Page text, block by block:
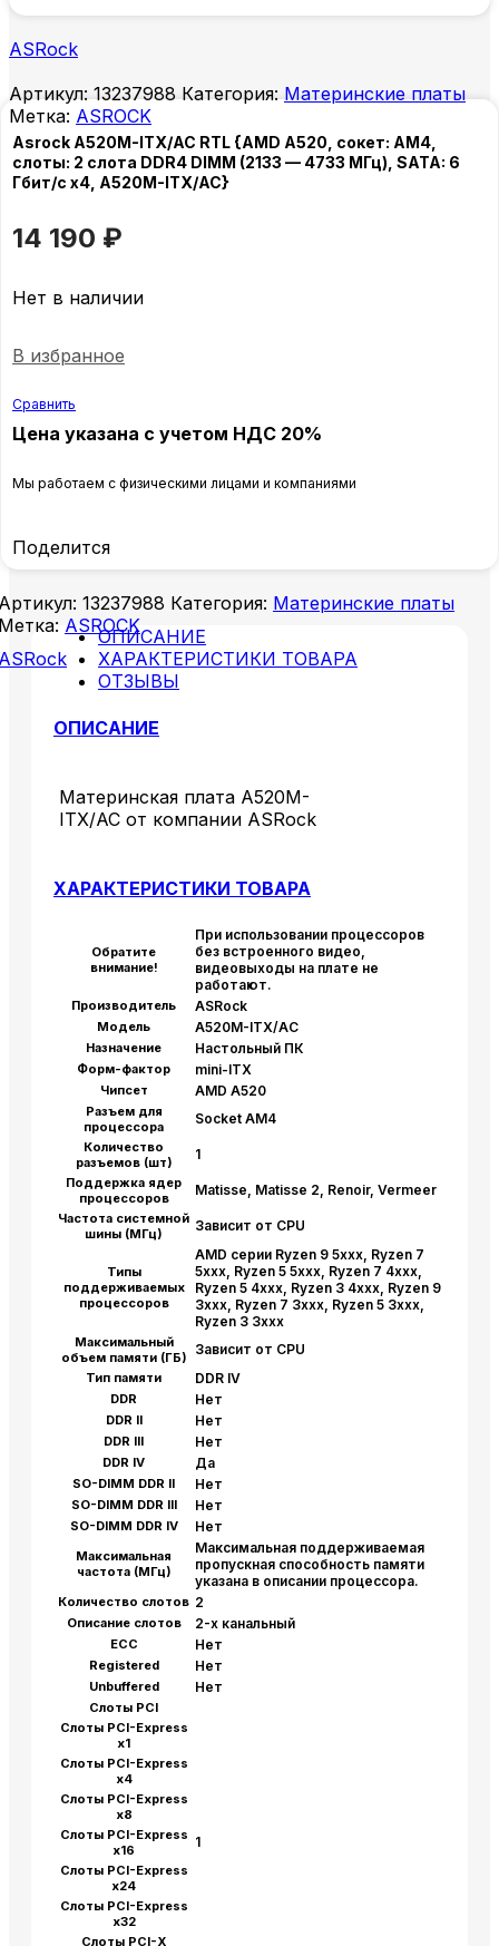
ASRock
Артикул:13237988Категория: Материнские платы
Метка: ASROCK
Asrock A520M-ITX/AC RTL {AMD A520, сокет: AM4,
слоты: 2 слота DDR4 DIMM (2133 — 4733 МГц), SATA: 6
Гбит/с х4, A520M-ITX/AC}
14 190 ₽
Нет в наличии
В избранное
Сравнить
Цена указана с учетом НДС 20%
Мы работаем с физическими лицами и компаниями
Поделится
13237988 Категория: Материнские платы
ASROCK
ОПИСАНИЕ
ХАРАКТЕРИСТИКИ ТОВАРА
ОТЗЫВЫ
ОПИСАНИЕ
Материнская плата A520M-
ITX/AC от компании ASRock
ХАРАКТЕРИСТИКИ ТОВАРА
Обратите
внимание!
При использовании процессоров
без встроенного видео,
видеовыходы на плате не
работают.
Производитель ASRock
Модель A520M-ITX/AC
Назначение Настольный ПК
Форм-фактор mini-ITX
Чипсет AMD A520
Разъем для
процессора
Socket AM4
Количество
разъемов (шт)
1
Поддержка ядер
процессоров
Matisse, Matisse 2, Renoir, Vermeer
Частота системной
шины (МГц)
Зависит от CPU
Типы
поддерживаемых
процессоров
AMD серии Ryzen 9 5xxx, Ryzen 7
5xxx, Ryzen 5 5xxx, Ryzen 7 4xxx,
Ryzen 5 4xxx, Ryzen 3 4xxx, Ryzen 9
3xxx, Ryzen 7 3xxx, Ryzen 5 3xxx,
Ryzen 3 3xxx
Максимальный
объем памяти (ГБ)
Зависит от CPU
Тип памяти DDR IV
DDR Нет
DDR II Нет
DDR III Нет
DDR IV Да
SO-DIMM DDR II Нет
SO-DIMM DDR III Нет
SO-DIMM DDR IV Нет
Максимальная
частота (МГц)
Максимальная поддерживаемая
пропускная способность памяти
указана в описании процессора.
Количество слотов 2
Описание слотов 2-х канальный
ECC Нет
Registered Нет
Unbuffered Нет
Слоты PCI
Слоты PCI-Express
x1
Слоты PCI-Express
x4
Слоты PCI-Express
x8
Слоты PCI-Express
x16
1
Слоты PCI-Express
x24
Слоты PCI-Express
x32
Слоты PCI-X